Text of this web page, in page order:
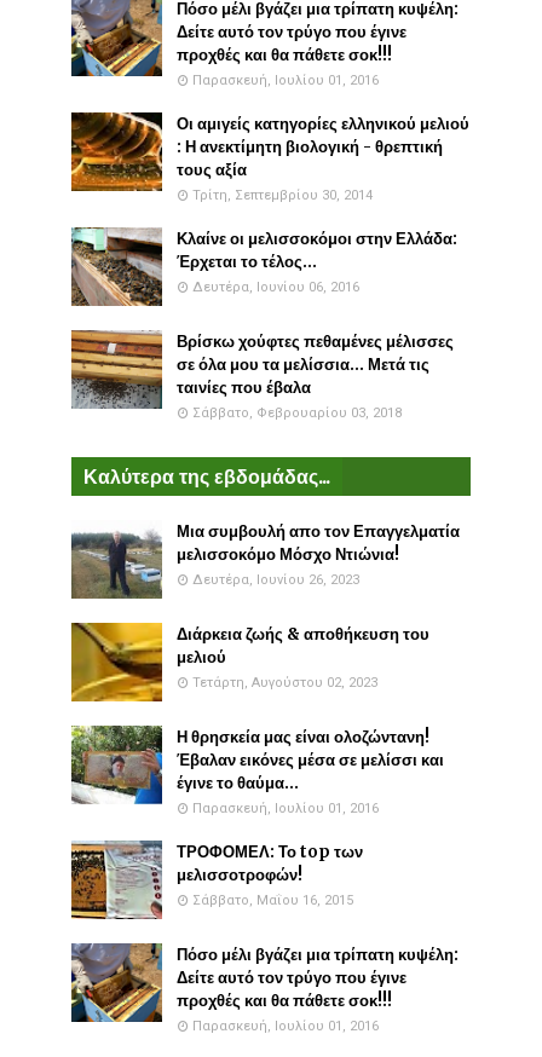
Πόσο μέλι βγάζει μια τρίπατη κυψέλη:
Δείτε αυτό τον τρύγο που έγινε
προχθές και θα πάθετε σοκ!!!
Παρασκευή, Ιουλίου 01, 2016
Οι αμιγείς κατηγορίες ελληνικού μελιού
: Η ανεκτίμητη βιολογική - θρεπτική
τους αξία
Τρίτη, Σεπτεμβρίου 30, 2014
Κλαίνε οι μελισσοκόμοι στην Ελλάδα:
Έρχεται το τέλος...
Δευτέρα, Ιουνίου 06, 2016
Βρίσκω χούφτες πεθαμένες μέλισσες
σε όλα μου τα μελίσσια... Μετά τις
ταινίες που έβαλα
Σάββατο, Φεβρουαρίου 03, 2018
Καλύτερα της εβδομάδας...
Μια συμβουλή απο τον Επαγγελματία
μελισσοκόμο Μόσχο Ντιώνια!
Δευτέρα, Ιουνίου 26, 2023
Διάρκεια ζωής & αποθήκευση του
μελιού
Τετάρτη, Αυγούστου 02, 2023
Η θρησκεία μας είναι ολοζώντανη!
Έβαλαν εικόνες μέσα σε μελίσσι και
έγινε το θαύμα...
Παρασκευή, Ιουλίου 01, 2016
ΤΡΟΦΟΜΕΛ: Το top των
μελισσοτροφών!
Σάββατο, Μαΐου 16, 2015
Πόσο μέλι βγάζει μια τρίπατη κυψέλη:
Δείτε αυτό τον τρύγο που έγινε
προχθές και θα πάθετε σοκ!!!
Παρασκευή, Ιουλίου 01, 2016